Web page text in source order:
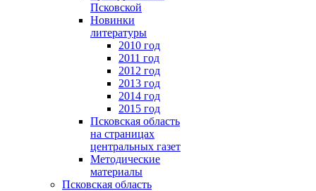
Псковской
Новинки
литературы
2010 год
2011 год
2012 год
2013 год
2014 год
2015 год
Псковская область
на страницах
центральных газет
Методические
материалы
Псковская область